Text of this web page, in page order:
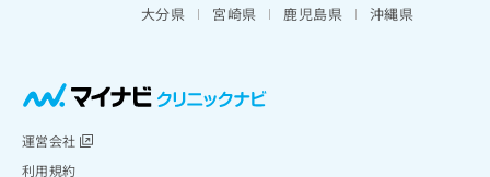
大分県
宮崎県 鹿児島県 沖縄県
運営会社
利用規約